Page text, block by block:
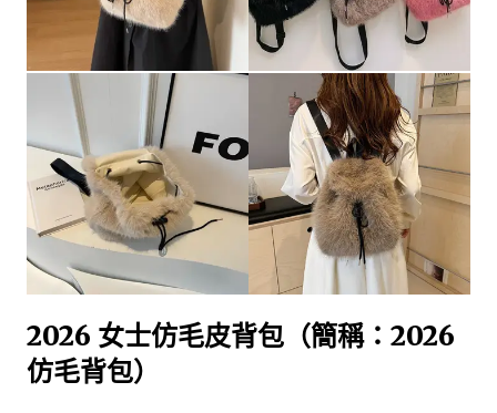
2026 女士仿毛皮背包（簡稱：2026
仿毛背包）